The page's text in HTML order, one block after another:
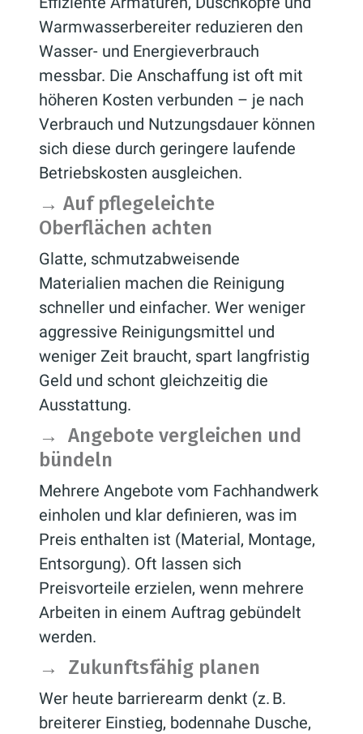
Warmwasserbereiter reduzieren den
Wasser- und Energieverbrauch
messbar. Die Anschaffung ist oft mit
höheren Kosten verbunden – je nach
Verbrauch und Nutzungsdauer können
sich diese durch geringere laufende
Betriebskosten ausgleichen.
→ Auf pflegeleichte
Oberflächen achten
Glatte, schmutzabweisende
Materialien machen die Reinigung
schneller und einfacher. Wer weniger
aggressive Reinigungsmittel und
weniger Zeit braucht, spart langfristig
Geld und schont gleichzeitig die
Ausstattung.
→ Angebote vergleichen und
bündeln
Mehrere Angebote vom Fachhandwerk
einholen und klar definieren, was im
Preis enthalten ist (Material, Montage,
Entsorgung). Oft lassen sich
Preisvorteile erzielen, wenn mehrere
Arbeiten in einem Auftrag gebündelt
werden.
→ Zukunftsfähig planen
Wer heute barrierearm denkt (z. B.
breiterer Einstieg, bodennahe Dusche,